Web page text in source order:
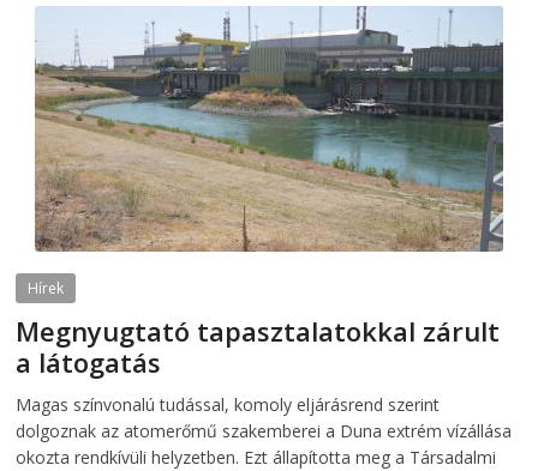
Hírek
Megnyugtató tapasztalatokkal zárult
a látogatás
Magas színvonalú tudással, komoly eljárásrend szerint
dolgoznak az atomerőmű szakemberei a Duna extrém vízállása
okozta rendkívüli helyzetben. Ezt állapította meg a Társadalmi